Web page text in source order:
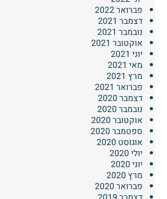
פברואר 2022
דצמבר 2021
נובמבר 2021
אוקטובר 2021
יוני 2021
מאי 2021
מרץ 2021
פברואר 2021
דצמבר 2020
נובמבר 2020
אוקטובר 2020
ספטמבר 2020
אוגוסט 2020
יולי 2020
יוני 2020
מרץ 2020
פברואר 2020